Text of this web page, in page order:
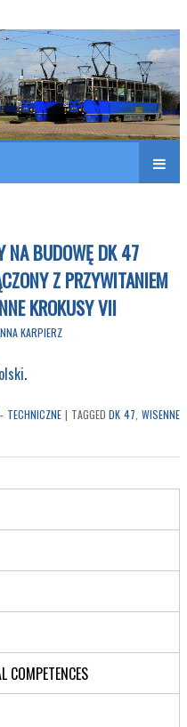
of Transportation
NA BUDOWĘ DK 47
Z PRZYWITANIEM
KROKUSY VII
KARPIERZ
.
TECHNICZNE | TAGGED DK 47 ,WISENNE
COMPETENCES